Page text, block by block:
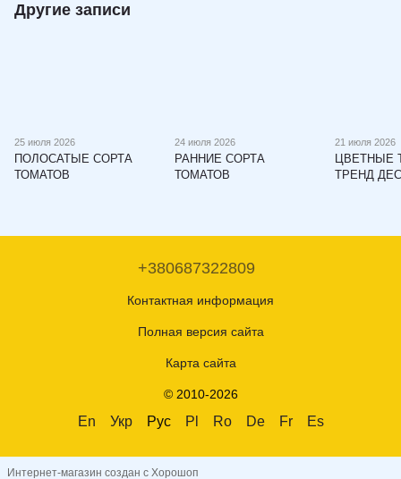
Другие записи
25 июля 2026
ПОЛОСАТЫЕ СОРТА
ТОМАТОВ
24 июля 2026
РАННИЕ СОРТА
ТОМАТОВ
21 июля 2026
ЦВЕТНЫЕ
ТРЕНД
+380687322809
Контактная информация
Полная версия сайта
Карта сайта
© 2010-2026
En Укр Рус Pl Ro De Fr Es
Интернет-магазин создан с Хорошоп